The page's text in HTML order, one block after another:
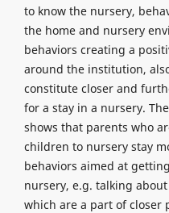
to know the nursery,
the home and nursery
behaviors creating a
around the institution,
constitute closer and
for a stay in a nursery.
shows that parents who
children to nursery stay
behaviors aimed at
nursery, e.g. talking
which are a part of closer